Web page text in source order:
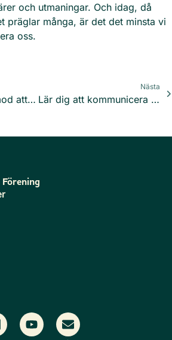
och utmaningar. Och idag, då
präglar många, är det det minsta vi
oss.
Så ger vi barnen mod att stå upp för sig själva och andra
Nästa
Lär dig att kommunicera dina känslor – fördjupa din relation!
Förening